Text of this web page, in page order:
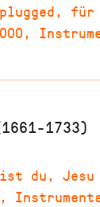
, für
,
1733)
du,
,